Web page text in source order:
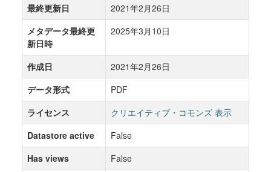
最終更新日
2021年2月26日
メタデータ最終更
新日時
2025年3月10日
作成日
2021年2月26日
データ形式
PDF
ライセンス
クリエイティブ・コモンズ 表示
Datastore active
False
Has views
False